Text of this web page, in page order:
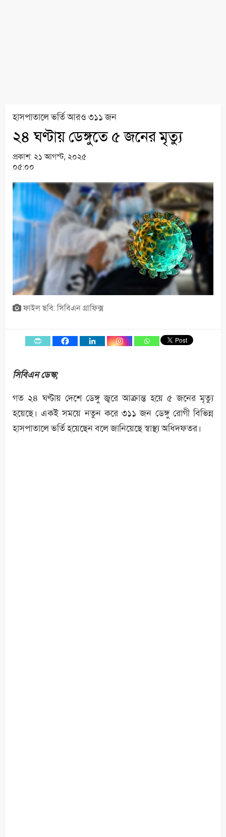
হাসপাতালে ভর্তি আরও ৩১১ জন
২৪ ঘণ্টায় ডেঙ্গুতে ৫ জনের মৃত্যু
প্রকাশ: ২১ আগস্ট, ২০২৫
০৫:০০
ফাইল ছবি: সিবিএন গ্রাফিক্স
সিবিএন ডেস্ক;
গত ২৪ ঘণ্টায় দেশে ডেঙ্গু জ্বরে আক্রান্ত হয়ে ৫ জনের মৃত্যু
হয়েছে। একই সময়ে নতুন করে ৩১১ জন ডেঙ্গু রোগী বিভিন্ন
হাসপাতালে ভর্তি হয়েছেন বলে জানিয়েছে স্বাস্থ্য অধিদফতর।